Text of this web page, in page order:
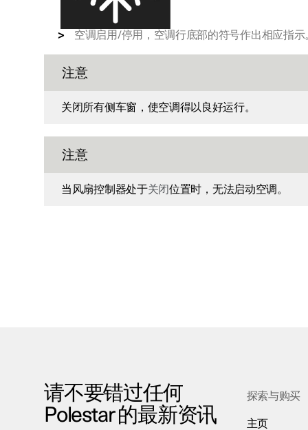
空调启用/停用，空调行底部的符号作出相应指示
注意
关闭所有侧车窗，使空调得以良好运行。
注意
当风扇控制器处于关闭位置时，无法启动空调。
请不要错过任何
Polestar 的最新资讯
探索与购买
主页